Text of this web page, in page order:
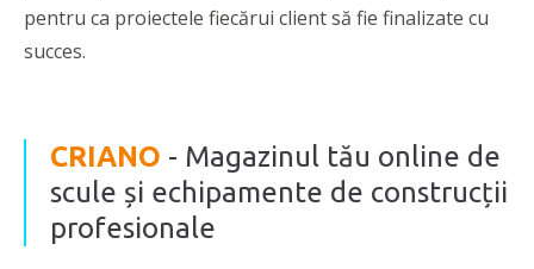
pentru ca proiectele fiecărui client să fie finalizate cu
succes.
CRIANO - Magazinul tău online de
scule și echipamente de construcții
profesionale